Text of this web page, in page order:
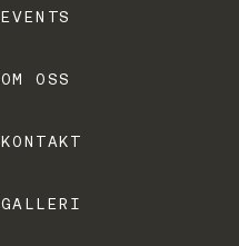
EVENTS
OM OSS
KONTAKT
GALLERI